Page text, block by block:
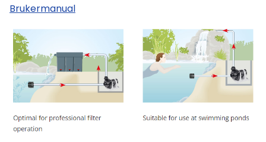
Brukermanual